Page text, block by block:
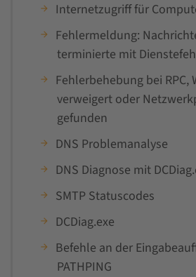
Internetzugriff für
Fehlermeldung:
terminierte mit
Fehlerbehebung bei RPC,
verweigert oder
gefunden
DNS Problemanalyse
DNS Diagnose mit
SMTP Statuscodes
DCDiag.exe
Befehle an der
PATHPING